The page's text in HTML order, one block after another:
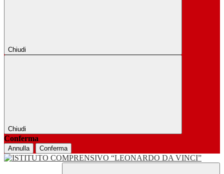
Chiudi
Chiudi
Conferma
Annulla Conferma